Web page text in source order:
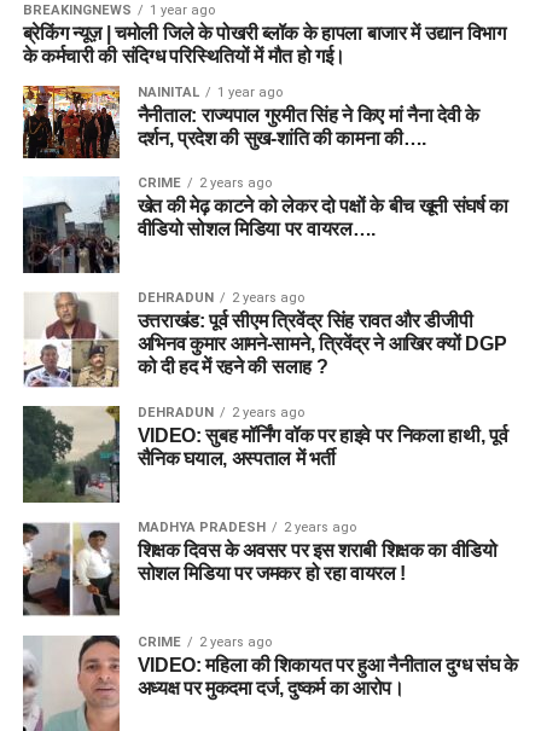
BREAKINGNEWS 1 year ago
ब्रेकिंग न्यूज़ | चमोली जिले के पोखरी ब्लॉक के हापला बाजार में उद्यान विभाग
के कर्मचारी की संदिग्ध परिस्थितियों में मौत हो गई।
NAINITAL 1 year ago
नैनीताल: राज्यपाल गुरमीत सिंह ने किए मां नैना देवी के
दर्शन, प्रदेश की सुख-शांति की कामना की….
CRIME 2 years ago
खेत की मेढ़ काटने को लेकर दो पक्षों के बीच खूनी संघर्ष का
वीडियो सोशल मिडिया पर वायरल….
DEHRADUN 2 years ago
उत्तराखंड: पूर्व सीएम त्रिवेंद्र सिंह रावत और डीजीपी
अभिनव कुमार आमने-सामने, त्रिवेंद्र ने आखिर क्यों DGP
को दी हद में रहने की सलाह ?
DEHRADUN 2 years ago
VIDEO: सुबह मॉर्निंग वॉक पर हाइवे पर निकला हाथी, पूर्व
सैनिक घयाल, अस्पताल में भर्ती
MADHYA PRADESH 2 years ago
शिक्षक दिवस के अवसर पर इस शराबी शिक्षक का वीडियो
सोशल मिडिया पर जमकर हो रहा वायरल !
CRIME 2 years ago
VIDEO: महिला की शिकायत पर हुआ नैनीताल दुग्ध संघ के
अध्यक्ष पर मुकदमा दर्ज, दुष्कर्म का आरोप।